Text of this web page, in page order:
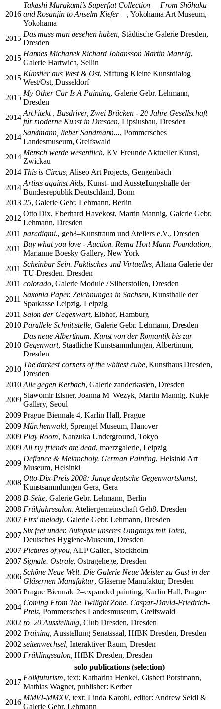
2016
Takashi Murakami’s Superflat Collection ―From Shōhaku
and Rosanjin to Anselm Kiefer―, Yokohama Art Museum,
Yokohama
2015
Das muss man gesehen haben, Städtische Galerie Dresden,
Dresden
2015
Hannes Michanek Richard Johansson Martin Mannig,
Galerie Hartwich, Sellin
2015
Künstler aus West & Ost, Stiftung Kleine Kunstdialog
West/Ost, Dusseldorf
2015
My Other Car Is A Painting, Galerie Gebr. Lehmann,
Dresden
2014
Architekt , Busdriver, Zwei Brücken - 20 Jahre Gesellschaft
für moderne Kunst in Dresden, Lipsiusbau, Dresden
2014
Sandmann, lieber Sandmann..., Pommersches
Landesmuseum, Greifswald
2014
Mensch werde wesentlich, KV Freunde Aktueller Kunst,
Zwickau
2014 This is Circus, Aliseo Art Projects, Gengenbach
2014
Artists against Aids, Kunst- und Ausstellungshalle der
Bundesrepublik Deutschland, Bonn
2013 25, Galerie Gebr. Lehmann, Berlin
2012
Otto Dix, Eberhard Havekost, Martin Mannig, Galerie Gebr.
Lehmann, Dresden
2011 paradigmi., geh8–Kunstraum und Ateliers e.V., Dresden
2011
Buy what you love - Auction. Rema Hort Mann Foundation,
Marianne Boesky Gallery, New York
2011
Scheinbar Sein. Faktisches und Virtuelles, Altana Galerie der
TU-Dresden, Dresden
2011 colorado, Galerie Module / Silberstollen, Dresden
2011
Saxonia Paper. Zeichnungen in Sachsen, Kunsthalle der
Sparkasse Leipzig, Leipzig
2011 Salon der Gegenwart, Elbhof, Hamburg
2010 Parallele Schnittstelle, Galerie Gebr. Lehmann, Dresden
2010
Das neue Albertinum. Kunst von der Romantik bis zur
Gegenwart, Staatliche Kunstsammlungen, Albertinum,
Dresden
2010
The darkest corners of the whitest cube, Kunsthaus Dresden,
Dresden
2010 Alle gegen Kerbach, Galerie zanderkasten, Dresden
2009
Slawomir Elsner, Joanna M. Wezyk, Martin Mannig, Kukje
Gallery, Seoul
2009 Prague Biennale 4, Karlin Hall, Prague
2009 Märchenwald, Sprengel Museum, Hanover
2009 Play Room, Nanzuka Underground, Tokyo
2009 All my friends are dead, maerzgalerie, Leipzig
2009
Defiance & Melancholy. German Painting, Helsinki Art
Museum, Helsinki
2008
Otto-Dix-Preis 2008: Junge deutsche Gegenwartskunst,
Kunstsammlungen Gera, Gera
2008 B-Seite, Galerie Gebr. Lehmann, Berlin
2008 Frühjahrssalon, Ateliergemeinschaft Geh8, Dresden
2007 First melody, Galerie Gebr. Lehmann, Dresden
2007
Six feet under. Autopsie unseres Umgangs mit Toten,
Deutsches Hygiene-Museum, Dresden
2007 Pictures of you, ALP Galleri, Stockholm
2007 Signale. Ostrale, Ostragehege, Dresden
2006
Schöne Neue Welt. Die Galerie Neue Meister zu Gast in der
Gläsernen Manufaktur, Gläserne Manufaktur, Dresden
2005 Prague Biennale 2–expanded painting, Karlin Hall, Prague
2004
Coming From The Twilight Zone. Caspar-David-Friedrich-
Preis, Pommersches Landesmuseum, Greifswald
2002 ro_ 20 Ausstellung, Club Dresden, Dresden
2002 Training, Ausstellung Senatssaal, HfBK Dresden, Dresden
2002 seitenwechsel, Interaktiver Raum, Dresden
2000 Frühlingssalon, HfBK Dresden, Dresden
solo publications (selection)
2017
Folkfuturism, text: Katharina Henkel, Gisbert Porstmann,
Mathias Wagner, publisher: Kerber
2016
MMVI-MMXV, text: Linda Karohl, editor: Andrew Seidl &
Galerie Gebr. Lehmann